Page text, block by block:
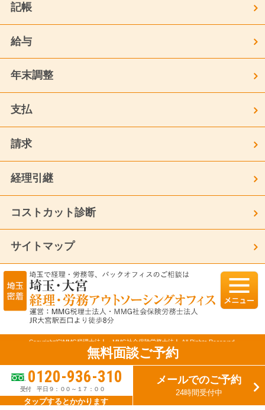
無料面談ご予約
0120-936-310
受付 平日９：００～１７：００
タップするとかかります
メールでのご予約
24時間受付中
記帳
給与
年末調整
支払
請求
経理引継
コストカット診断
サイトマップ
Copyright(C)MMG税理士法人・MMG社会保険労務士法人 All Rights Reserved.
モバイル PC